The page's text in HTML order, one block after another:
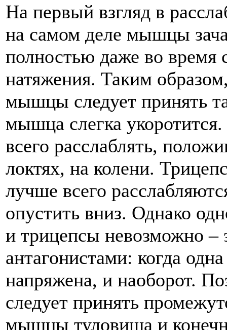
На первый взгляд в
на самом деле мышцы
полностью даже во время
натяжения. Таким
мышцы следует принять
мышца слегка
всего расслаблять,
локтях, на колени.
лучше всего
опустить вниз. Однако
и трицепсы невозможно
антагонистами: когда
напряжена, и наоборот.
следует принять
мышцы туловища и